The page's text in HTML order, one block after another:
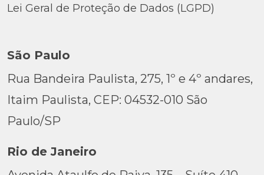
Lei Geral de Proteção de Dados (LGPD)
São Paulo
Rua Bandeira Paulista, 275, 1º e 4º andares,
Itaim Paulista, CEP: 04532-010 São
Paulo/SP
Rio de Janeiro